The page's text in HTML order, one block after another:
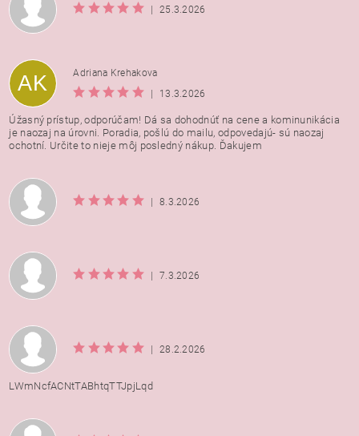
25.3.2026
AK
Adriana Krehakova
13.3.2026
Úžasný prístup, odporúčam! Dá sa dohodnúť na cene a kominunikácia
je naozaj na úrovni. Poradia, pošlú do mailu, odpovedajú- sú naozaj
ochotní. Určite to nieje môj posledný nákup. Ďakujem
8.3.2026
7.3.2026
28.2.2026
LWmNcfACNtTABhtqTTJpjLqd